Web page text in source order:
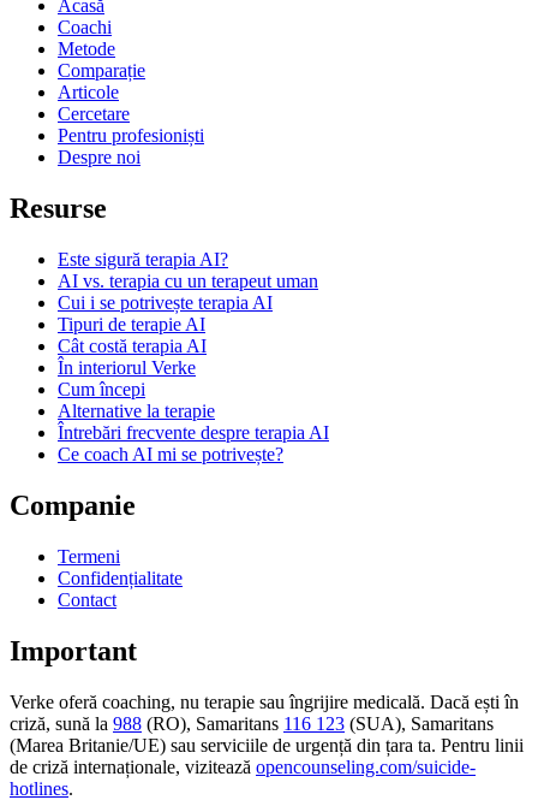
Acasă
Coachi
Metode
Comparație
Articole
Cercetare
Pentru profesioniști
Despre noi
Resurse
Este sigură terapia AI?
AI vs. terapia cu un terapeut uman
Cui i se potrivește terapia AI
Tipuri de terapie AI
Cât costă terapia AI
În interiorul Verke
Cum începi
Alternative la terapie
Întrebări frecvente despre terapia AI
Ce coach AI mi se potrivește?
Companie
Termeni
Confidențialitate
Contact
Important
Verke oferă coaching, nu terapie sau îngrijire medicală. Dacă ești în
criză, sună la 988 (RO), Samaritans 116 123 (SUA), Samaritans
(Marea Britanie/UE) sau serviciile de urgență din țara ta. Pentru linii
de criză internaționale, vizitează opencounseling.com/suicide-
hotlines.